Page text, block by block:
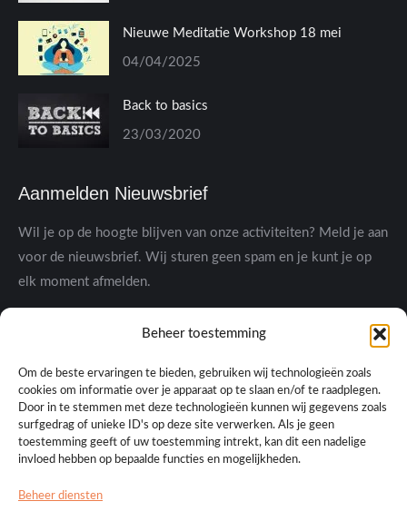
Beheer toestemming
Om de beste ervaringen te bieden, gebruiken wij technologieën zoals
cookies om informatie over je apparaat op te slaan en/of te raadplegen.
Door in te stemmen met deze technologieën kunnen wij gegevens zoals
surfgedrag of unieke ID's op deze site verwerken. Als je geen
toestemming geeft of uw toestemming intrekt, kan dit een nadelige
invloed hebben op bepaalde functies en mogelijkheden.
Beheer diensten
Nieuwe Meditatie Workshop 18 mei
04/04/2025
Back to basics
23/03/2020
Aanmelden Nieuwsbrief
Wil je op de hoogte blijven van onze activiteiten? Meld je aan
voor de nieuwsbrief. Wij sturen geen spam en je kunt je op
elk moment afmelden.
Ik heb de privacyverklaring gelezen en ga akkoord met
het verwerken van mijn gegevens
Deze site wordt beschermd door hCaptcha en het